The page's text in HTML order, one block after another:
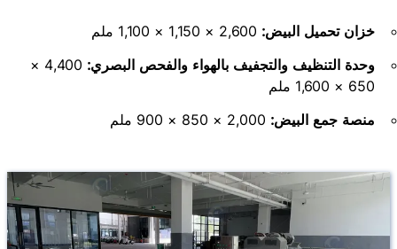
خزان تحميل البيض:
وحدة التنظيف والتجفيف بالهواء والفحص البصري:
4,400 ×
650 × 1,600 ملم
منصة جمع البيض: